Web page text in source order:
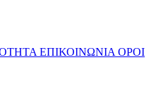
ΕΠΙΚΟΙΝΩΝΙΑ ΟΡΟΙ